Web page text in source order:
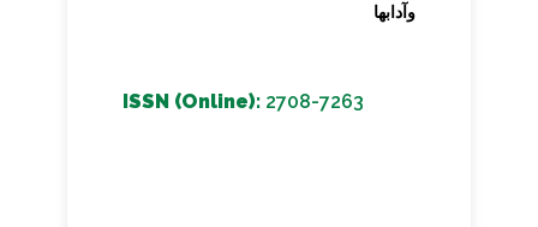
وآدابها
ISSN (Online): 2708-7263